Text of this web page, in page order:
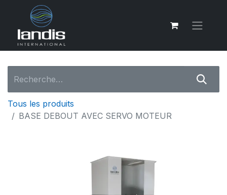
Tous les produits
BASE DEBOUT AVEC SERVO MOTEUR